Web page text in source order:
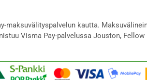
kautta.
Visma Pay-palvelussa Jouston,